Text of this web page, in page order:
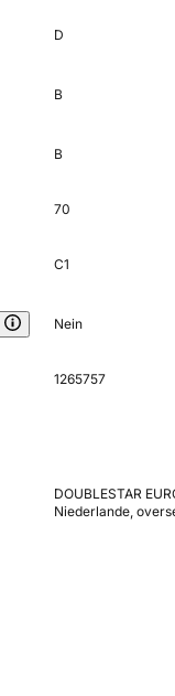
D
B
B
70
C1
Nein
1265757
DOUBLESTAR
Niederlande,